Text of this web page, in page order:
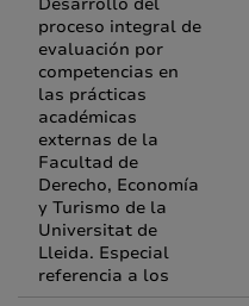
proceso integral de
evaluación por
competencias en
las prácticas
académicas
externas de la
Facultad de
Derecho, Economía
y Turismo de la
Universitat de
Lleida. Especial
referencia a los